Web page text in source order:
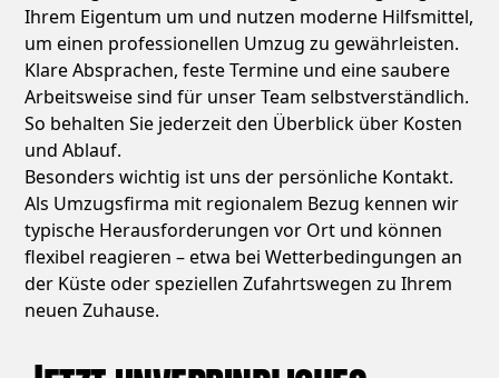
Ihrem Eigentum um und nutzen moderne Hilfsmittel,
um einen professionellen Umzug zu gewährleisten.
Klare Absprachen, feste Termine und eine saubere
Arbeitsweise sind für unser Team selbstverständlich.
So behalten Sie jederzeit den Überblick über Kosten
und Ablauf.
Besonders wichtig ist uns der persönliche Kontakt.
Als Umzugsfirma mit regionalem Bezug kennen wir
typische Herausforderungen vor Ort und können
flexibel reagieren – etwa bei Wetterbedingungen an
der Küste oder speziellen Zufahrtswegen zu Ihrem
neuen Zuhause.